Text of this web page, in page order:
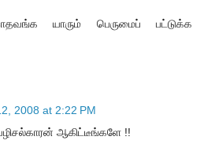
யாரும் பெருமைப் பட்டுக்க
2008 at 2:22 PM
ஆகிட்டீங்களே !!